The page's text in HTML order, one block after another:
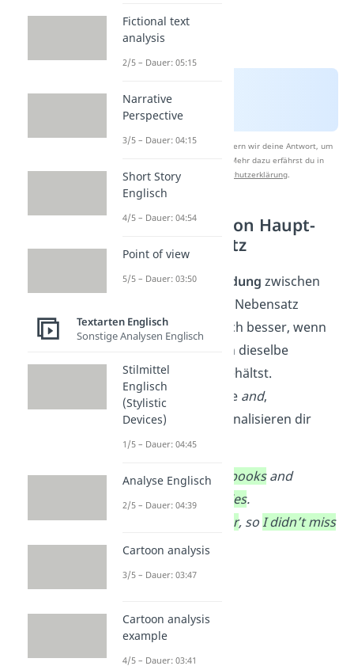
Nach Beantwortung speichern wir deine Antwort, um
Studyflix zu verbessern. Mehr dazu erfährst du in
unserer
Datenschutzerklärung.
Verbindung von Haupt-
und Nebensatz
Wenn eineVerbindung zwischen
einem Haupt- und Nebensatz
vorliegt, liest es sich besser, wenn
du in beiden Teilen dieselbe
Satzstruktur beibehältst.
Konjunktionen
wie and,
but,or
signalisieren dir
solche Sätze.
I likereading booksand
watching movies.
I didn’t like her, soI didn’t miss
her .
Fictional text
analysis
2/5 – Dauer: 05:15
Narrative
Perspective
3/5 – Dauer: 04:15
Short Story
Englisch
4/5 – Dauer: 04:54
Point of view
5/5 – Dauer: 03:50
Textarten Englisch
Sonstige Analysen Englisch
Stilmittel
Englisch
(Stylistic
Devices)
1/5 – Dauer: 04:45
Analyse Englisch
2/5 – Dauer: 04:39
Cartoon analysis
3/5 – Dauer: 03:47
Cartoon analysis
example
4/5 – Dauer: 03:41